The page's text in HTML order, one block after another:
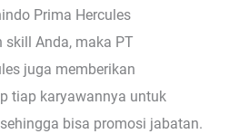
Prima Hercules
Anda, maka PT
juga memberikan
tiap karyawannya untuk
bisa promosi jabatan.